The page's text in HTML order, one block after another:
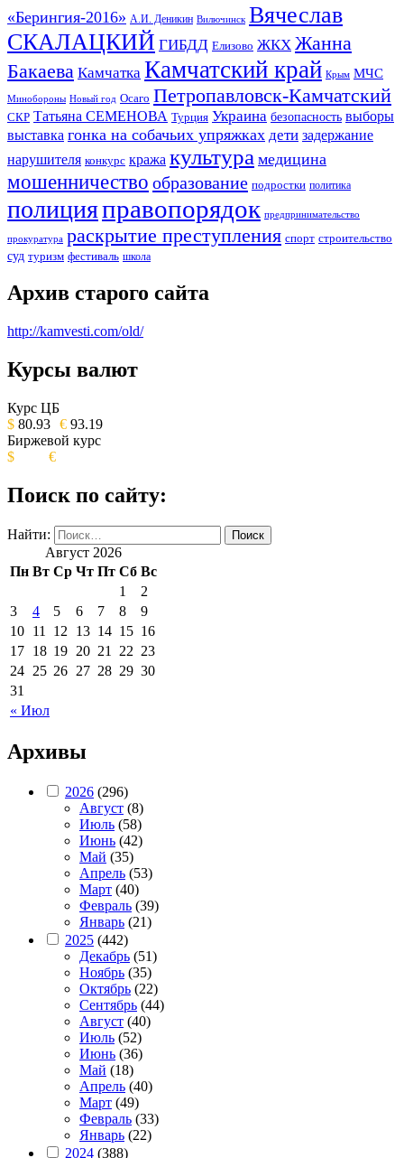
«Берингия-2016» А.И. Деникин Вилючинск Вячеслав
СКАЛАЦКИЙ ГИБДД Елизово ЖКХ Жанна
Бакаева Камчатка Камчатский край Крым МЧС
Минобороны Новый год Осаго Петропавловск-Камчатский
СКР Татьяна СЕМЕНОВА Турция Украина безопасность выборы
выставка гонка на собачьих упряжках дети задержание
нарушителя конкурс кража культура медицина
мошенничество образование подростки политика
полицияправопорядок предпринимательство
прокуратура раскрытие преступления спорт строительство
суд туризм фестиваль школа
Архив старого сайта
http://kamvesti.com/old/
ОБЩЕСТВЕННО-ПОЛИТИЧЕСКОЕ
ИЗДАНИЕ КАМЧАТСКОГО КРАЯ.
Курсы валют
Курс ЦБ
$ 80.93 € 93.19
Биржевой курс
$
€
Поиск по сайту:
Найти:
Август 2026
Пн Вт Ср Чт Пт Сб Вс
« Июл
1
2
3
4 5 6 7 8
9
10 11 12 13 14 15 16
17 18 19 20 21 22 23
24 25 26 27 28 29 30
31
Архивы
2026 (296)
Август (8)
Июль (58)
Июнь (42)
Май (35)
Апрель (53)
Март (40)
Февраль (39)
Январь (21)
2025 (442)
Декабрь (51)
Ноябрь (35)
Октябрь (22)
Сентябрь (44)
Август (40)
Июль (52)
Июнь (36)
Май (18)
Апрель (40)
Март (49)
Февраль (33)
Январь (22)
2024 (388)